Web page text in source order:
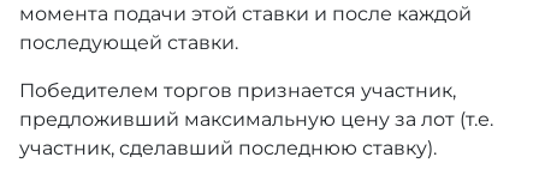
момента подачи этой ставки и после каждой
последующей ставки.
Победителем торгов признается участник,
предложивший максимальную цену за лот (т.е.
участник, сделавший последнюю ставку).